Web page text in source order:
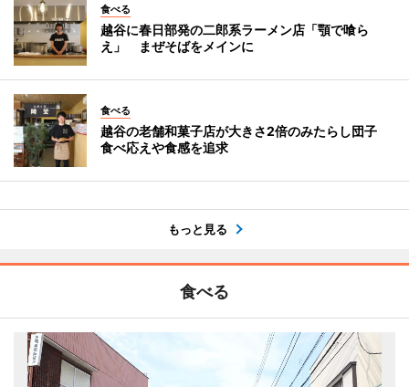
食べる
越谷に春日部発の二郎系ラーメン店「顎で喰ら
え」 まぜそばをメインに
食べる
越谷の老舗和菓子店が大きさ2倍のみたらし団子
食べ応えや食感を追求
もっと見る
食べる